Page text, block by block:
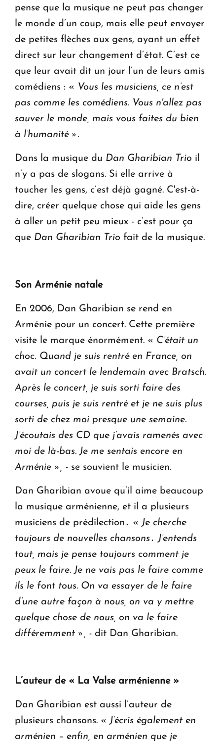
pense que la musique ne peut pas changer
le monde d’un coup, mais elle peut envoyer
de petites flèches aux gens, ayant un effet
direct sur leur changement d’état. C’est ce
que leur avait dit un jour l’un de leurs amis
comédiens : « Vous les musiciens, ce n’est
pas comme les comédiens. Vous n'allez pas
sauver le monde, mais vous faites du bien
à l’humanité ».
Dans la musique du Dan Gharibian Trio il
n’y a pas de slogans. Si elle arrive à
toucher les gens, c’est déjà gagné. C'est-à-
dire, créer quelque chose qui aide les gens
à aller un petit peu mieux - c’est pour ça
que Dan Gharibian Trio fait de la musique.
Son Arménie natale
En 2006, Dan Gharibian se rend en
Arménie pour un concert. Cette première
visite le marque énormément. « C’était un
choc. Quand je suis rentré en France, on
avait un concert le lendemain avec Bratsch.
Après le concert, je suis sorti faire des
courses, puis je suis rentré et je ne suis plus
sorti de chez moi presque une semaine.
J’écoutais des CD que j’avais ramenés avec
moi de là-bas. Je me sentais encore en
Arménie », - se souvient le musicien.
Dan Gharibian avoue qu’il aime beaucoup
la musique arménienne, et il a plusieurs
musiciens de prédilection․ « Je cherche
toujours de nouvelles chansons․ J’entends
tout, mais je pense toujours comment je
peux le faire. Je ne vais pas le faire comme
ils le font tous. On va essayer de le faire
d’une autre façon à nous, on va y mettre
quelque chose de nous, on va le faire
différemment », - dit Dan Gharibian.
L’auteur de « La Valse arménienne »
Dan Gharibian est aussi l’auteur de
plusieurs chansons. « J’écris également en
arménien – enfin, en arménien que je